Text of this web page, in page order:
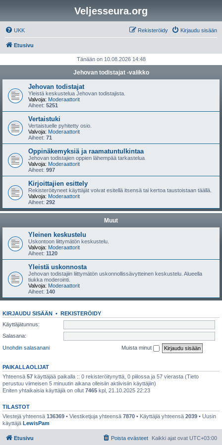
Veljesseura.org
UKK Kirjaudu sisään
Rekisteröidy
Etusivu
Tänään on 10.08.2026 14:48
Jehovan todistajat -valikko
Jehovan todistajat
Yleistä keskustelua Jehovan todistajista.
Valvoja: Moderaattorit
Aiheet: 5251
Vertaistuki
Vertaistuelle pyhitetty osio.
Valvoja: Moderaattorit
Aiheet: 71
Oppinäkemyksiä ja raamatuntulkintaa
Jehovan todistajien oppien lähempää tarkastelua
Valvoja: Moderaattorit
Aiheet: 997
Kirjoittajien esittely
Rekisteröityneet käyttäjät voivat esitellä itsensä tai kertoa taustoistaan täällä.
Valvoja: Moderaattorit
Aiheet: 292
Muut
Yleinen keskustelu
Uskontoon liittymätön keskustelu.
Valvoja: Moderaattorit
Aiheet: 1120
Yleistä uskonnosta
Jehovan todistajiin liittymätön uskonnollissävytteinen keskustelu. Alueella
tiukka moderointi.
Valvoja: Moderaattorit
Aiheet: 140
KIRJAUDU SISÄÄN • REKISTERÖIDY
Käyttäjätunnus:
Salasana:
Unohdin salasanani
Muista minut
PAIKALLAOLIJAT
Yhteensä 57 käyttäjää paikalla :: 0 rekisteröitynyttä, 0 piilossa ja 57 vierasta (Tieto
perustuu viimeisen 5 minuutin aikana olleisiin aktiivisiin käyttäjiin)
Eniten yhtaikaisia käyttäjiä on ollut 7465 kpl, 21.10.2025 22:23
TILASTOT
Viestejä yhteensä 136369 • Viestiketjuja yhteensä 7870 • Käyttäjiä yhteensä 2039 • Uusin
käyttäjä LewisPam
Etusivu Kaikki ajat ovat UTC+03:00
Poista evästeet